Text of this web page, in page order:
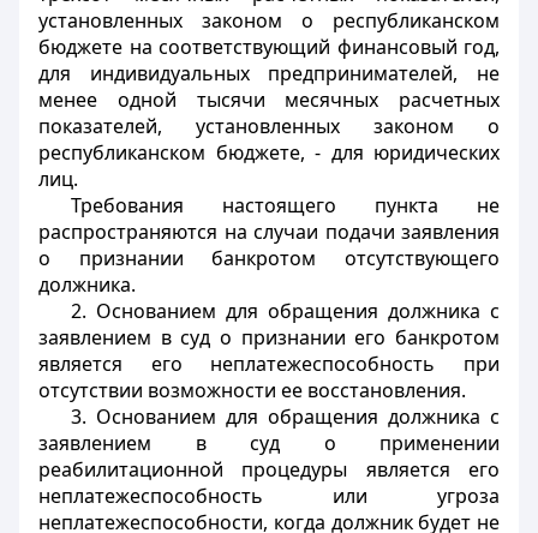
установленных законом о республиканском
бюджете на соответствующий финансовый год,
для индивидуальных предпринимателей, не
менее одной тысячи месячных расчетных
показателей, установленных законом о
республиканском бюджете, - для юридических
лиц.
Требования настоящего пункта не
распространяются на случаи подачи заявления
о признании банкротом отсутствующего
должника.
2. Основанием для обращения должника с
заявлением в суд о признании его банкротом
является его неплатежеспособность при
отсутствии возможности ее восстановления.
3. Основанием для обращения должника с
заявлением в суд о применении
реабилитационной процедуры является его
неплатежеспособность или угроза
неплатежеспособности, когда должник будет не